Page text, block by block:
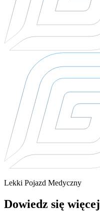
Lekki Pojazd Medyczny
Dowiedz się więcej